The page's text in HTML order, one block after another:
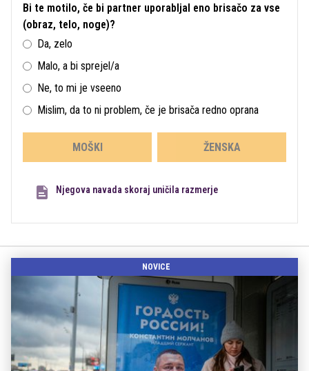
Bi te motilo, če bi partner uporabljal eno brisačo za vse
(obraz, telo, noge)?
Da, zelo
Malo, a bi sprejel/a
Ne, to mi je vseeno
Mislim, da to ni problem, če je brisača redno oprana
MOŠKI ŽENSKA
Njegova navada skoraj uničila razmerje
NOVICE